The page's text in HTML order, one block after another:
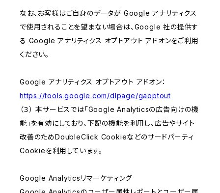
なお、お客様はご自身のデータが Google アナリティクス
で使用されることを望まない場合は、Google 社の提供す
る Google アナリティクス オプトアウト アドオンをご利用
ください。
Google アナリティクス オプトアウト アドオン：
https://tools.google.com/dlpage/gaoptout
（３） 本サービスでは「Google Analyticsの広告向けの機
能」を有効にしており、下記の機能を利用し、広告やサイト
改善のためDoubleClick Cookieなどのサードパーティ
Cookieを利用しています。
Google Analyticsリマーケティング